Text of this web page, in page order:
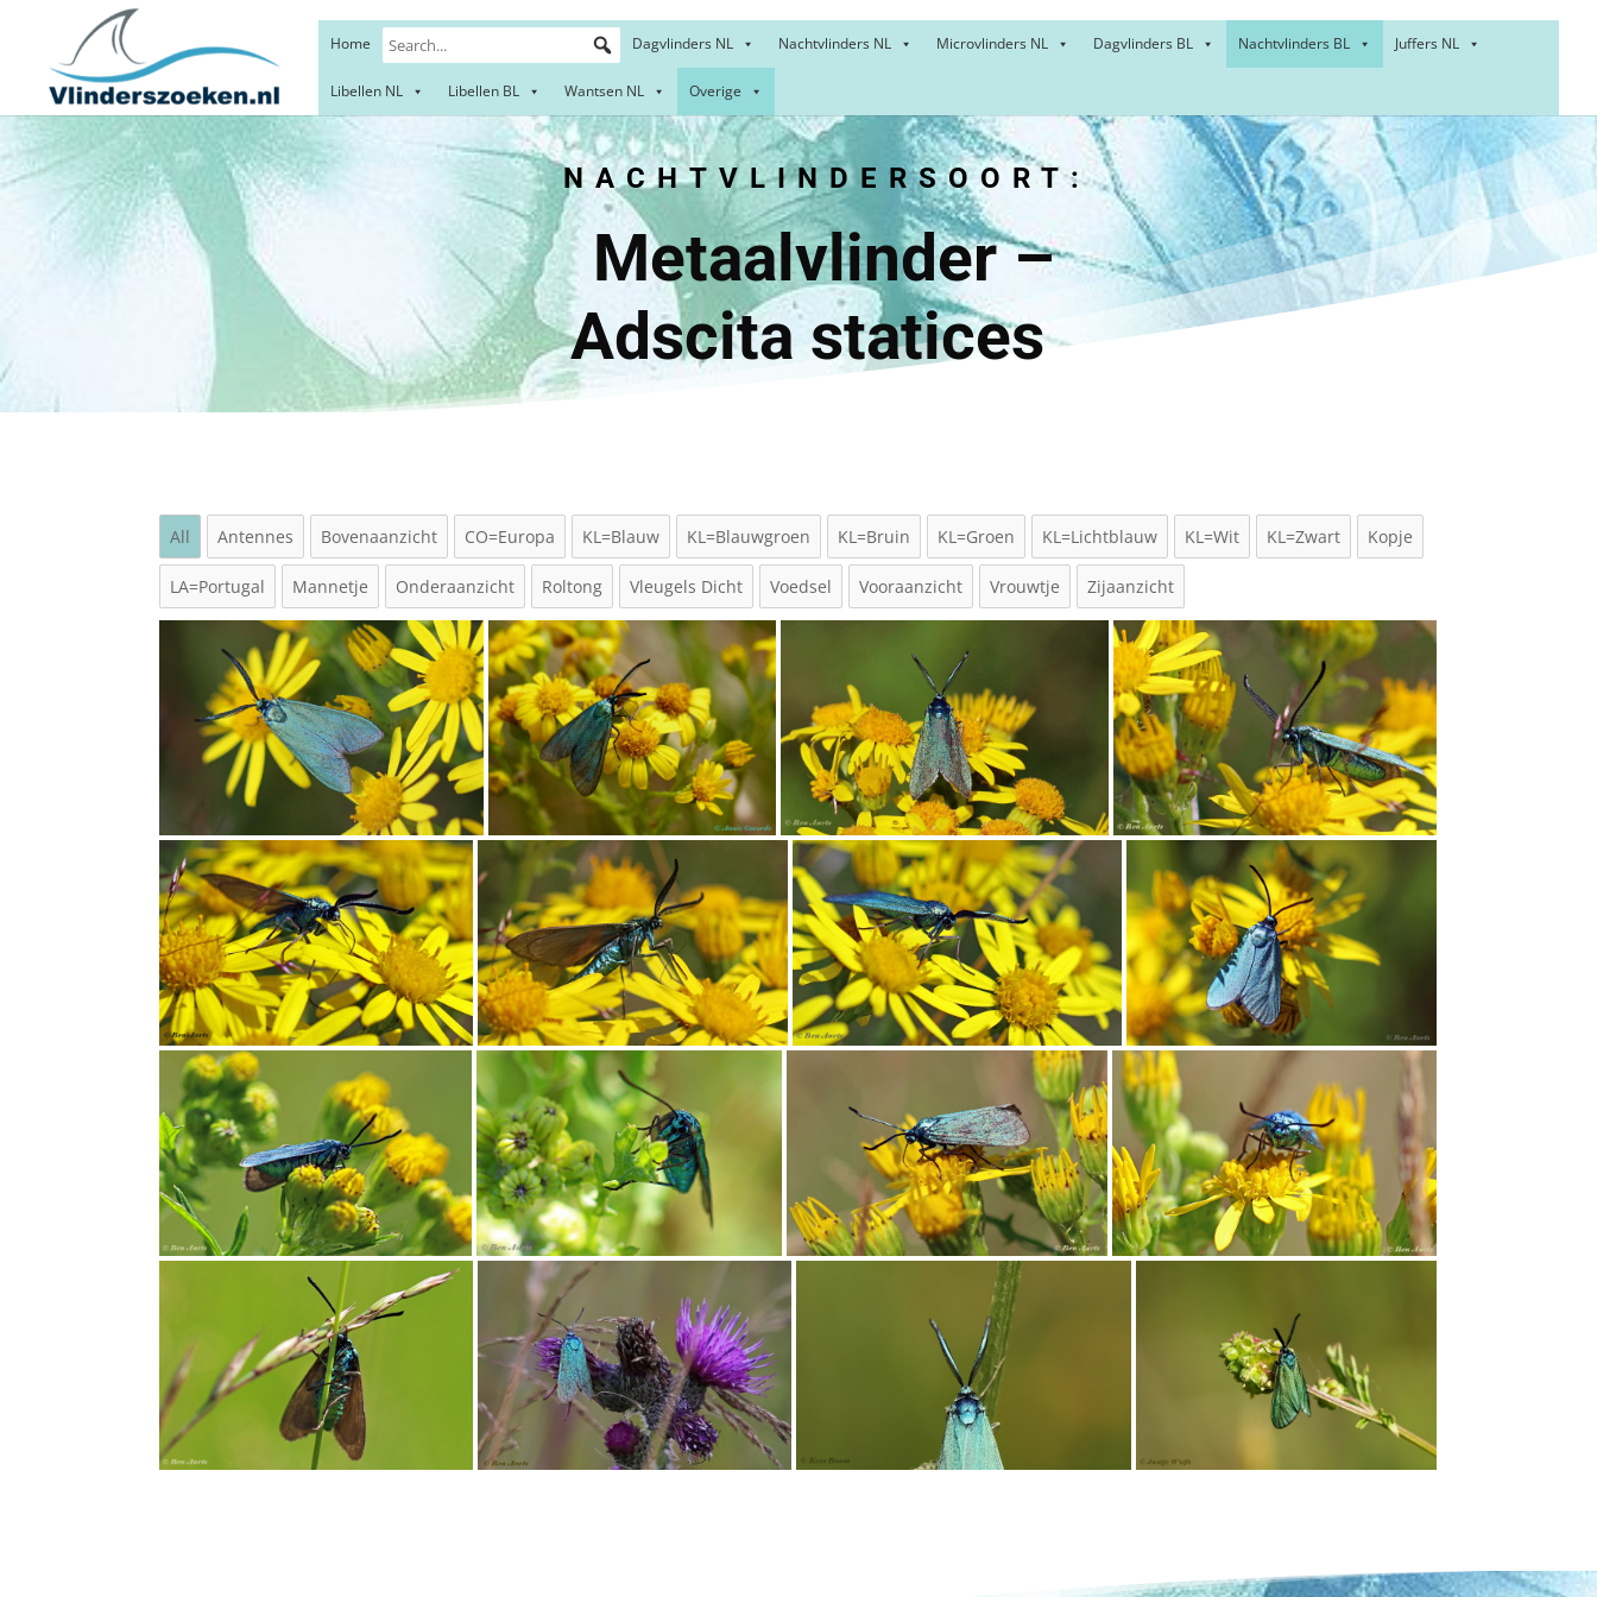
Home Dagvlinders NL Nachtvlinders NL Microvlinders NL Dagvlinders BL Nachtvlinders BL Juffers NL
Libellen NL Libellen BL Wantsen NL Overige
NACHTVLINDERSOORT:
Metaalvlinder –
Adscita statices
All Antennes Bovenaanzicht CO=Europa KL=Blauw KL=Blauwgroen KL=Bruin KL=Groen KL=Lichtblauw KL=Wit KL=Zwart Kopje
LA=Portugal Mannetje Onderaanzicht Roltong Vleugels Dicht Voedsel Vooraanzicht Vrouwtje Zijaanzicht